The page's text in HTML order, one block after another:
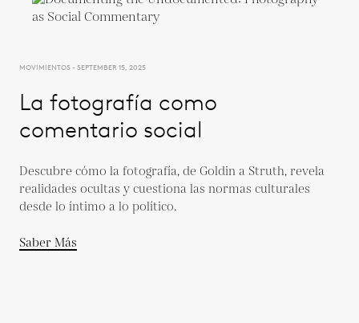
MOVIMIENTOS - SEPTEMBER 15, 2025
La fotografía como
comentario social
Descubre cómo la fotografía, de Goldin a Struth, revela
realidades ocultas y cuestiona las normas culturales
desde lo íntimo a lo político.
Saber Más